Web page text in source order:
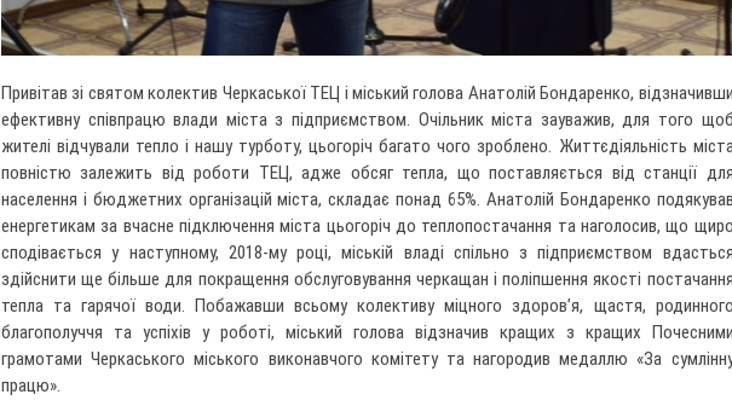
Привітав зі святом колектив Черкаської ТЕЦ і міський голова Анатолій Бондаренко,
ефективну співпрацю влади міста з підприємством. Очільник міста зауважив, для того
жителі відчували тепло і нашу турботу, цьогоріч багато чого зроблено. Життєдіяльність
повністю залежить від роботи ТЕЦ, адже обсяг тепла, що поставляється від станції
населення і бюджетних організацій міста, складає понад 65%. Анатолій Бондаренко
енергетикам за вчасне підключення міста цьогоріч до теплопостачання та наголосив, що
сподівається у наступному, 2018-му році, міській владі спільно з підприємством
здійснити ще більше для покращення обслуговування черкащан і поліпшення якості
тепла та гарячої води. Побажавши всьому колективу міцного здоров’я, щастя,
благополуччя та успіхів у роботі, міський голова відзначив кращих з кращих
грамотами Черкаського міського виконавчого комітету та нагородив медаллю «За
працю».